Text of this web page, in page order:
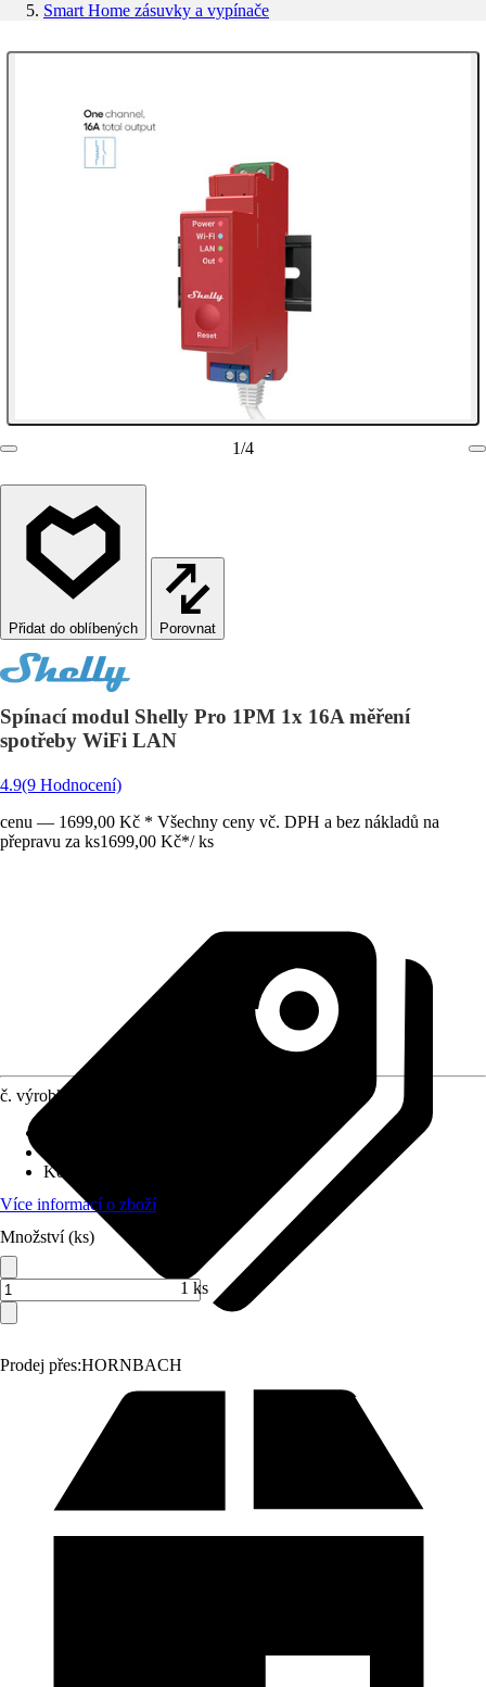
Smart Home zásuvky a vypínače
1/4
Porovnat
Spínací modul Shelly Pro 1PM 1x 16A měření
spotřeby WiFi LAN
4.9(9 Hodnocení)
cenu — 1699,00 Kč * Všechny ceny vč. DPH a bez nákladů na
přepravu za ks1699,00 Kč*/ ks
Prodej přes:HORNBACH
č. výrobku
Kód výrobku
Více informací o zboží
Množství (ks)
1 ks